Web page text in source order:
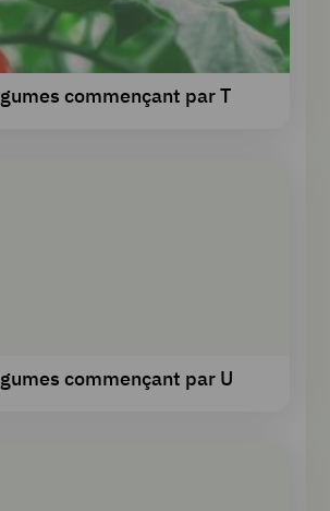
commençant par T
commençant par U